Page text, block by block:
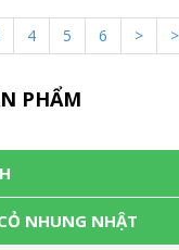
4 5 6 >
PHẨM
NHUNG NHẬT